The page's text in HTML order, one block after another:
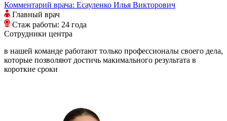
Комментарий врача: Есауленко Илья Викторович
Главный врач
Стаж работы: 24 года
Сотрудники центра
в нашей команде работают только профессионалы своего дела,
которые позволяют достичь макимального результата в
короткие сроки